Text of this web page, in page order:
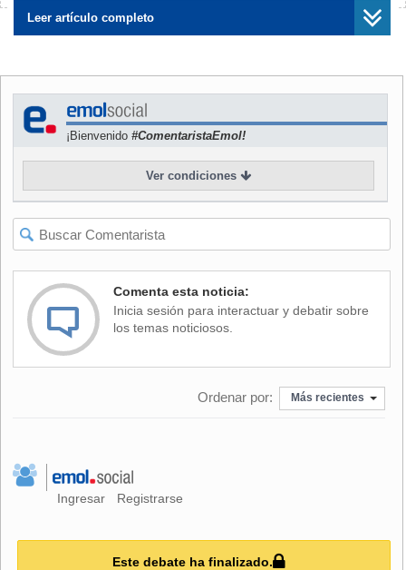
"Ellos pueden estar en contra, y así lo manifestaron en el
debate de Presupuesto, pero me parece que por secretaría
próximo año es algo antidemocrático", sostuvo el diputado
a radio Cooperativa.
En esa línea, Jackson se refirió al posible escenario de que
el TC impugne la glosa de la gratuidad, lo cual podría
perjudicar a los alumnos de universidades privadas y
planteles técnicos. Esto, luego que esta mañana el ministro
de Hacienda, Rodrigo Valdés, señalara que en ese caso
"lamentablemente, quedarán instituciones afuera"
beneficiados, no van a serlo y esto es de exclusiva
responsabilidad de los parlamentarios que propusieron esto
al Tribunal Constitucional, no hay otro responsable",
remarcó Jackson.
Con todo, el legislador sostuvo que "probablemente los del
No obstante, añadió que "por un capricho y querer
gratuidad, van a dejar estudiantes fuera y eso me parece
que es sumamente peligroso".
Leer artículo completo
¡Bienvenido #ComentaristaEmol!
Ver condiciones
Comenta esta noticia:
Inicia sesión para interactuar y debatir sobre
los temas noticiosos.
Ordenar por: Más recientes
Ingresar Registrarse
Este debate ha finalizado.